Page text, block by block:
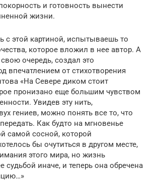
и готовность вынести
жизни.
с этой картиной, испытываешь то
которое вложил в нее автор. А
очередь, создал это
впечатлением от стихотворения
«На Севере диком стоит
пронизано еще большим чувством
Увидев эту нить,
гениев, можно понять все то, что
Как будто на мгновенье
самой сосной, которой
бы очутиться в другом месте,
этого мира, но жизнь
судьбой иначе, и теперь она обречена